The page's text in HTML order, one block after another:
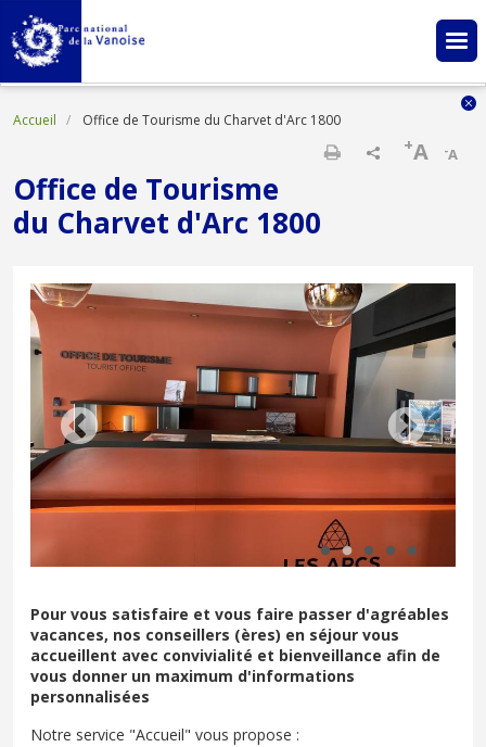
Aller au contenu principal
Fil d'Ariane
Accueil Office de Tourisme du Charvet d'Arc 1800
-A
+A
Office de Tourisme
du Charvet d'Arc 1800
Pour vous satisfaire et vous faire passer d'agréables
vacances, nos conseillers (ères) en séjour vous
accueillent avec convivialité et bienveillance afin de
vous donner un maximum d'informations
personnalisées
Notre service "Accueil" vous propose :